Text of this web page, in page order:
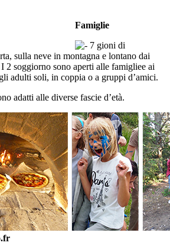
Famiglie
7 gioni di
sulla neve in montagna e lontano dai
2 soggiorno sono aperti alle famigliee ai
adulti soli, in coppia o a gruppi d’amici.
adatti alle diverse fascie d’età.